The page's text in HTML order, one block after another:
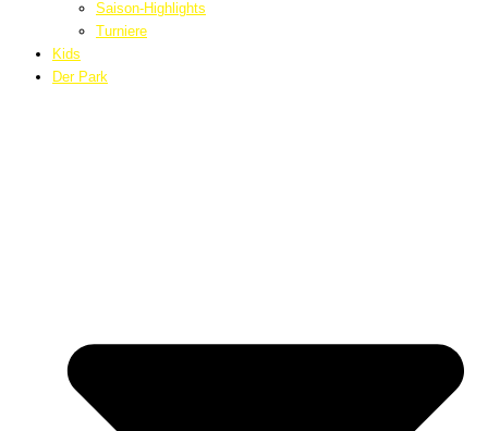
Saison-Highlights
Turniere
Kids
Der Park